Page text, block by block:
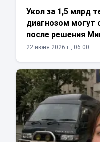
Укол за 1,5 млрд
диагнозом могут
после решения
22 июня 2026 г., 06:00